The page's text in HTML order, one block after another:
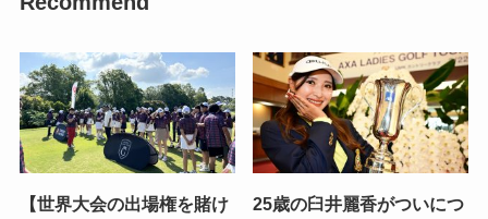
【世界大会の出場権を賭け
25歳の臼井麗香がついにつ